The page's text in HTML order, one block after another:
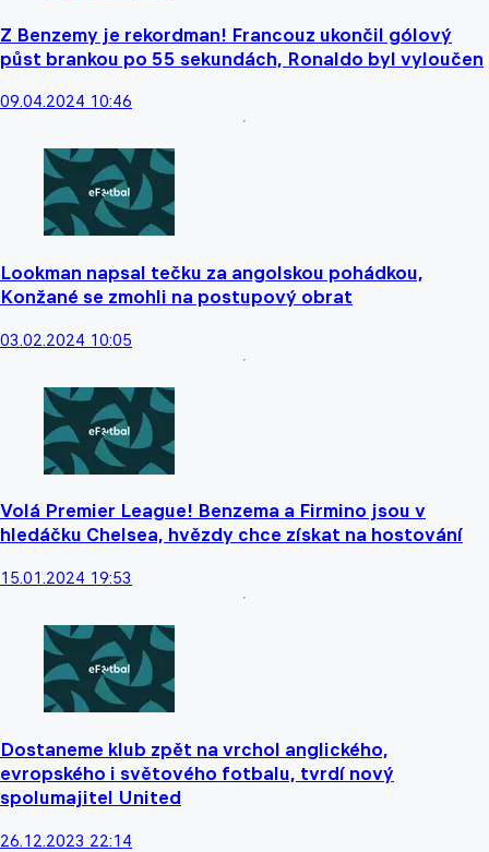
Z Benzemy je rekordman! Francouz ukončil gólový
půst brankou po 55 sekundách, Ronaldo byl vyloučen
09.04.2024 10:46
Lookman napsal tečku za angolskou pohádkou,
Konžané se zmohli na postupový obrat
03.02.2024 10:05
Volá Premier League! Benzema a Firmino jsou v
hledáčku Chelsea, hvězdy chce získat na hostování
15.01.2024 19:53
Dostaneme klub zpět na vrchol anglického,
evropského i světového fotbalu, tvrdí nový
spolumajitel United
26.12.2023 22:14